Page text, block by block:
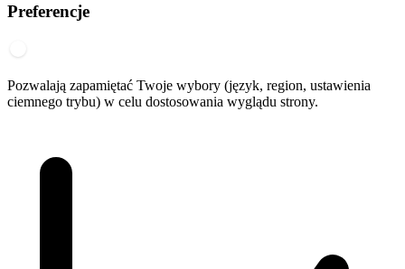
Preferencje
Pozwalają zapamiętać Twoje wybory (język, region, ustawienia
ciemnego trybu) w celu dostosowania wyglądu strony.